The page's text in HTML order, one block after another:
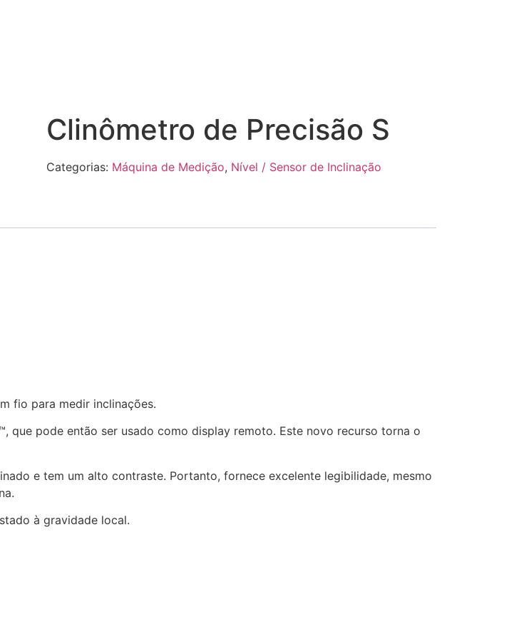
Clinômetro de Precisão S
Categorias: Máquina de Medição, Nível / Sensor de Inclinação
fio para medir inclinações.
pode então ser usado como display remoto. Este novo recurso torna o
e tem um alto contraste. Portanto, fornece excelente legibilidade, mesmo
à gravidade local.